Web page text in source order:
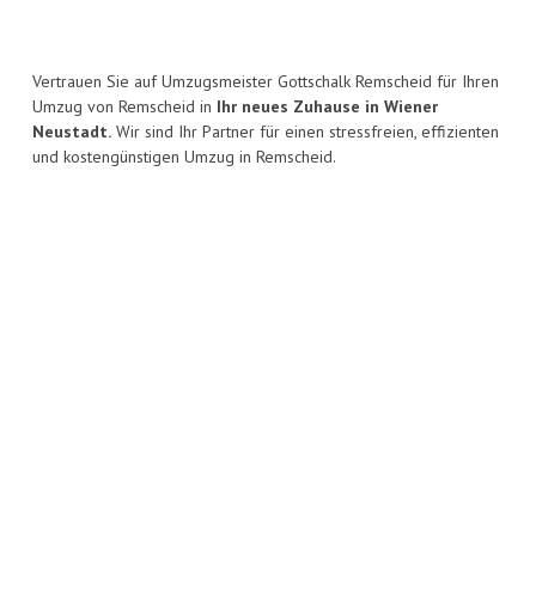
Vertrauen Sie auf Umzugsmeister Gottschalk Remscheid für Ihren
Umzug von Remscheid in Ihr neues Zuhause in Wiener
Neustadt. Wir sind Ihr Partner für einen stressfreien, effizienten
und kostengünstigen Umzug in Remscheid.